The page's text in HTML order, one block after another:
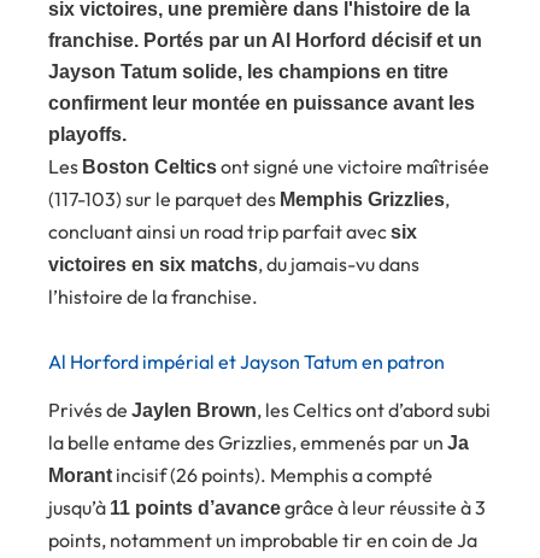
six victoires, une première dans l'histoire de la
franchise. Portés par un Al Horford décisif et un
Jayson Tatum solide, les champions en titre
confirment leur montée en puissance avant les
playoffs.
Les Boston Celticsont signé une victoire maîtrisée
(117-103) sur le parquet des Memphis Grizzlies,
concluant ainsi un road trip parfait avecsix
victoires en six matchs, du jamais-vu dans
l’histoire de la franchise.
Al Horford impérial et Jayson Tatum en patron
Privés de Jaylen Brown, les Celtics ont d’abord subi
la belle entame des Grizzlies, emmenés par un Ja
Morant incisif (26 points). Memphis a compté
jusqu’à 11 points d’avancegrâce à leur réussite à 3
points, notamment un improbable tir en coin de Ja